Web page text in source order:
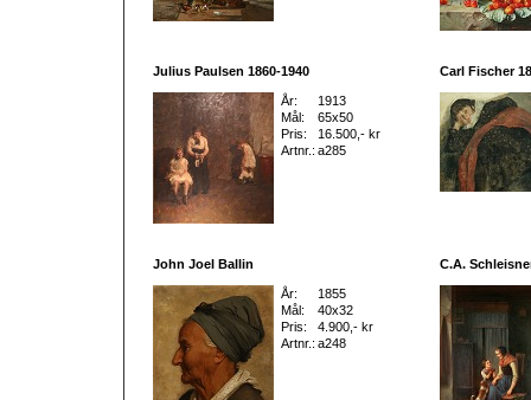
Julius Paulsen 1860-1940
År:
1913
Mål:
65x50
Pris:
16.500,- kr
Artnr.: a285
Carl Fischer
John Joel Ballin
År:
1855
Mål:
40x32
Pris:
4.900,- kr
Artnr.: a248
C.A.